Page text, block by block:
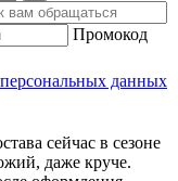
Промокод
данных
сейчас в сезоне
даже круче.